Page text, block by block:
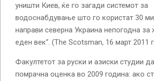
уништи Киев, ќе го загади системот за
водоснабдување што го користат 30
направи северна Украина непогодна
еден век“. (The Scotsman, 16 март 2011
Факултетот за руски и азиски студии
помрачна оценка во 2009 година: ако